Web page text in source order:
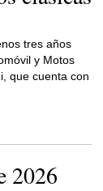
tres años
y Motos
que cuenta con
2026